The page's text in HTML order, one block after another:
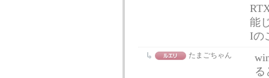
能
Iの
たまごちゃん
る